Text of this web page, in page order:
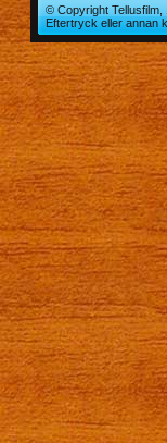
© Copyright Tellusfilm,
Eftertryck eller annan